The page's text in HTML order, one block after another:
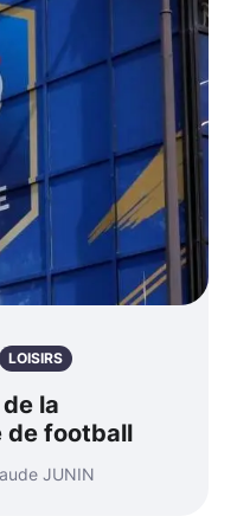
LOISIRS
la
de football
JUNIN